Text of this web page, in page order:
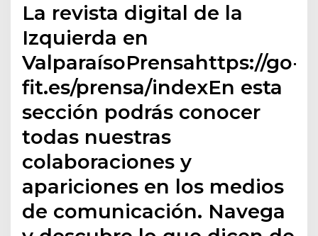
La revista digital de la
Izquierda en
ValparaísoPrensahttps://go-
fit.es/prensa/indexEn esta
sección podrás conocer
todas nuestras
colaboraciones y
apariciones en los medios
de comunicación. Navega